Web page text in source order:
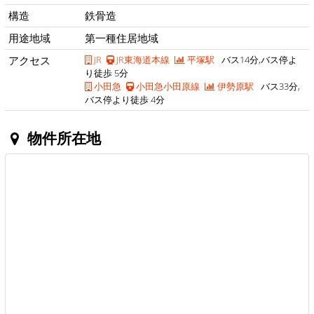
構造
鉄骨造
用途地域
第一種住居地域
アクセス
JR JR東海道本線 平塚駅 バス14分,バス停よ
り徒歩 5分
小田急
小田急小田原線 伊勢原駅 バス33分,
バス停より徒歩 4分
物件所在地